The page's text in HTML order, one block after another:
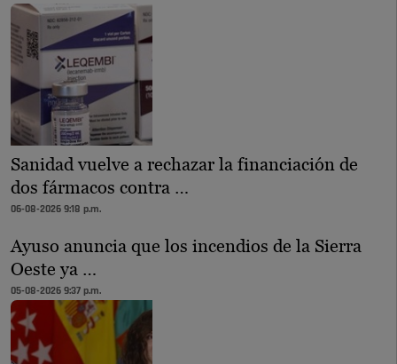
Sanidad vuelve a rechazar la financiación de
dos fármacos contra …
06-08-2026 9:18 p.m.
Ayuso anuncia que los incendios de la Sierra
Oeste ya …
05-08-2026 9:37 p.m.